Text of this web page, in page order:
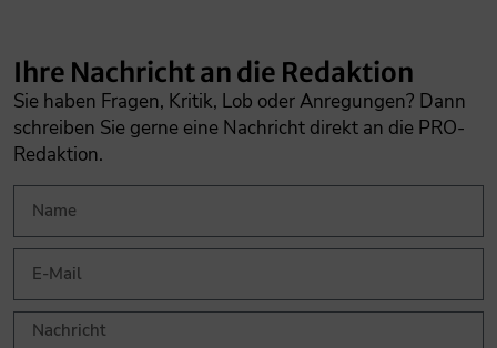
Ihre Nachricht an die Redaktion
Sie haben Fragen, Kritik, Lob oder Anregungen? Dann
schreiben Sie gerne eine Nachricht direkt an die PRO-
Redaktion.